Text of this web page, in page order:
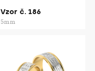
Vzor č. 186
5mm